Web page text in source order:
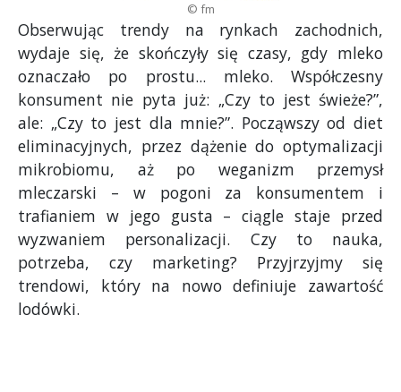
© fm
Obserwując trendy na rynkach zachodnich,
wydaje się, że skończyły się czasy, gdy mleko
oznaczało po prostu... mleko. Współczesny
konsument nie pyta już: „Czy to jest świeże?”,
ale: „Czy to jest dla mnie?”. Począwszy od diet
eliminacyjnych, przez dążenie do optymalizacji
mikrobiomu, aż po weganizm przemysł
mleczarski – w pogoni za konsumentem i
trafianiem w jego gusta – ciągle staje przed
wyzwaniem personalizacji. Czy to nauka,
potrzeba, czy marketing? Przyjrzyjmy się
trendowi, który na nowo definiuje zawartość
lodówki.